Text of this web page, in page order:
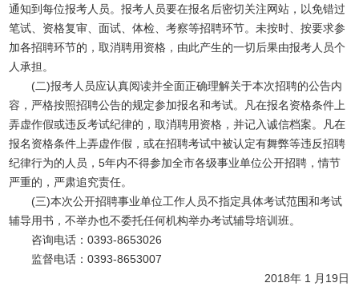
通知到每位报考人员。报考人员要在报名后密切关注网站，以免错过
笔试、资格复审、面试、体检、考察等招聘环节。未按时、按要求参
加各招聘环节的，取消聘用资格，由此产生的一切后果由报考人员个
人承担。
(二)报考人员应认真阅读并全面正确理解关于本次招聘的公告内
容，严格按照招聘公告的规定参加报名和考试。凡在报名资格条件上
弄虚作假或违反考试纪律的，取消聘用资格，并记入诚信档案。凡在
报名资格条件上弄虚作假，或在招聘考试中被认定有舞弊等违反招聘
纪律行为的人员，5年内不得参加全市各级事业单位公开招聘，情节
严重的，严肃追究责任。
(三)本次公开招聘事业单位工作人员不指定具体考试范围和考试
辅导用书，不举办也不委托任何机构举办考试辅导培训班。
咨询电话：0393-8653026
监督电话：0393-8653007
2018年 1 月19日